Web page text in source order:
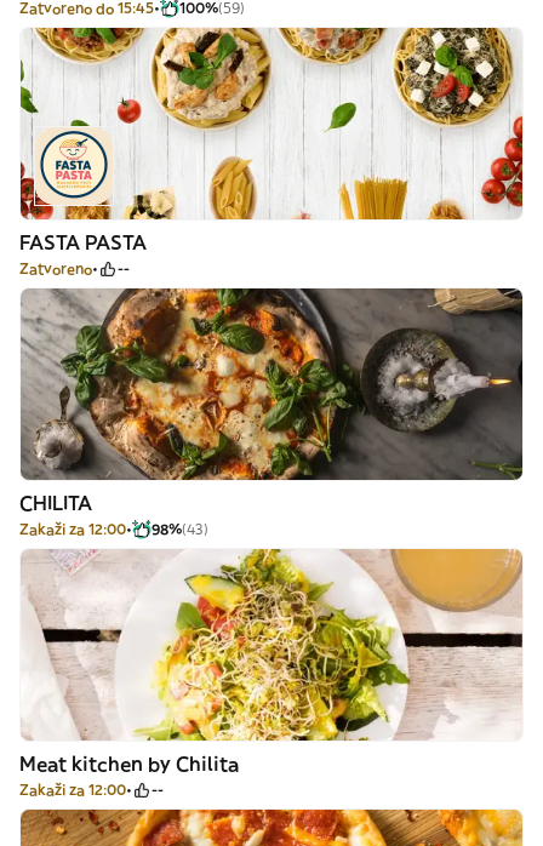
Zatvoreno do 15:45 100%(59)
FASTA PASTA
Zatvoreno --
CHILITA
Zakaži za 12:00 98%(43)
Meat kitchen by Chilita
Zakaži za 12:00 --